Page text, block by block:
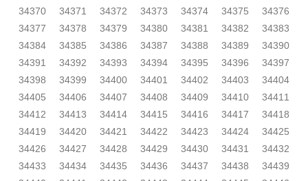
34370
34371 34372 34373 34374 34375
34376
34377
34378 34379 34380 34381 34382
34383
34384
34385 34386 34387 34388 34389
34390
34391
34392 34393 34394 34395 34396
34397
34398
34399 34400 34401 34402 34403
34404
34405
34406 34407 34408 34409 34410
34411
34412
34413 34414 34415 34416 34417
34418
34419
34420 34421 34422 34423 34424
34425
34426
34427 34428 34429 34430 34431
34432
34433
34434 34435 34436 34437 34438
34439